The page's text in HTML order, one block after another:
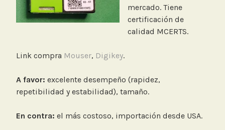
mercado. Tiene
certificación de
calidad MCERTS.
Link compra Mouser, Digikey.
A favor: excelente desempeño (rapidez,
repetibilidad y estabilidad), tamaño.
En contra: el más costoso, importación desde USA.